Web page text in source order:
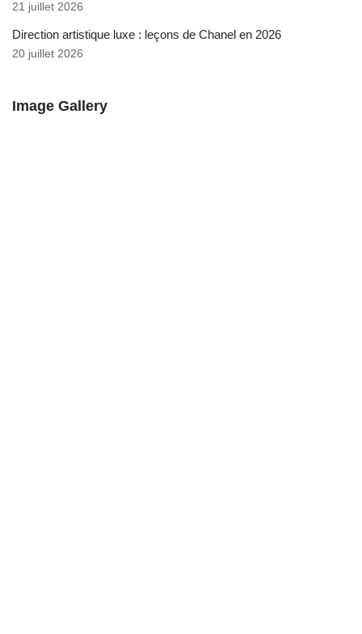
21 juillet 2026
Direction artistique luxe : leçons de Chanel en 2026
20 juillet 2026
Image Gallery